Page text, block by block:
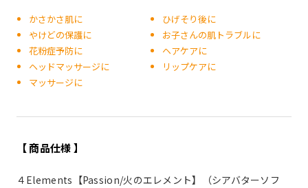
かさかさ肌に
ひげそり後に
やけどの保護に
お子さんの肌トラブルに
花粉症予防に
ヘアケアに
ヘッドマッサージに
リップケアに
マッサージに
【 商品仕様 】
４Elements【Passion/火のエレメント】（シアバターソフ